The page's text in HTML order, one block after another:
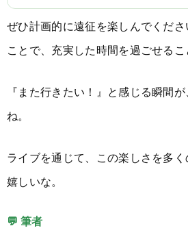
ぜひ計画的に遠征を楽しんでくだ
ことで、充実した時間を過ごせるこ
『また行きたい！』と感じる瞬間
ね。
ライブを通じて、この楽しさを多
嬉しいな。
💬 筆者